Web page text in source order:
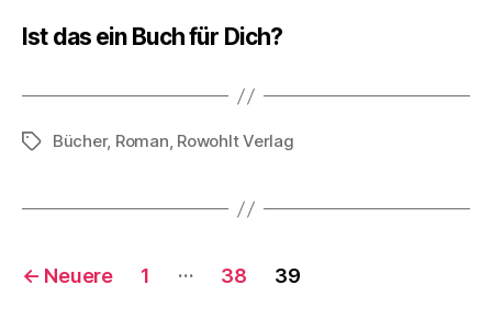
Ist das ein Buch für Dich?
Schlagwörter
Bücher, Roman, Rowohlt Verlag
Seitennummerierung
← Neuere 1 … 38 39